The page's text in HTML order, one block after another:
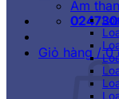
Giỏ hàng /0
Âm